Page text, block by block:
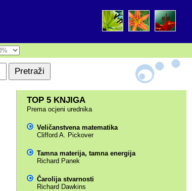
TOP 5 KNJIGA
Prema ocjeni urednika
Veličanstvena matematika
Clifford A. Pickover
Tamna materija, tamna energija
Richard Panek
Čarolija stvarnosti
Richard Dawkins